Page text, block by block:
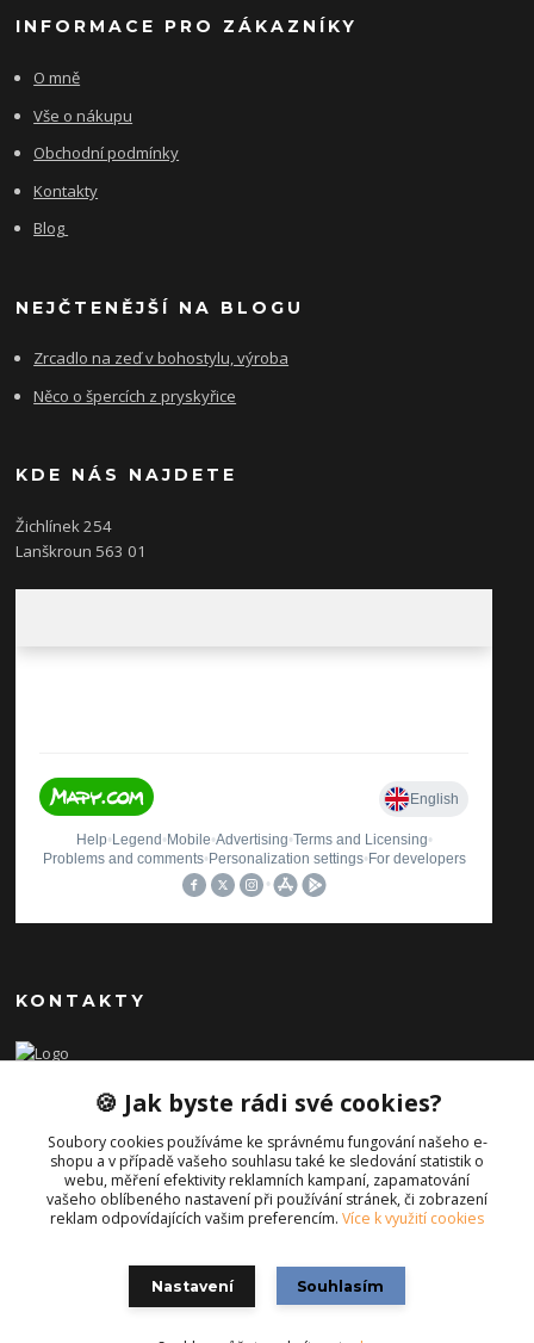
INFORMACE PRO ZÁKAZNÍKY
O mně
Vše o nákupu
Obchodní podmínky
Kontakty
Blog
NEJČTENĚJŠÍ NA BLOGU
Zrcadlo na zeď v bohostylu, výroba
Něco o špercích z pryskyřice
KDE NÁS NAJDETE
Žichlínek 254
Lanškroun 563 01
KONTAKTY
+420 606654169
(Po-Pá, 8-16 hod.)
info@iporiginal.cz
🍪 Jak byste rádi své cookies?
Soubory cookies používáme ke správnému fungování našeho e-
shopu a v případě vašeho souhlasu také ke sledování statistik o
webu, měření efektivity reklamních kampaní, zapamatování
vašeho oblíbeného nastavení při používání stránek, či zobrazení
reklam odpovídajících vašim preferencím. Více k využití cookies
Nastavení Souhlasím